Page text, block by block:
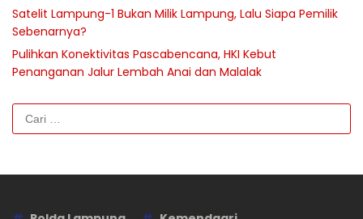
Satelit Lampung-1 Bukan Milik Lampung, Lalu Siapa Pemilik
Sebenarnya?
Pulihkan Konektivitas Pascabencana, HKI Kebut
Penanganan Jalur Lembah Anai dan Malalak
Cari
untuk: